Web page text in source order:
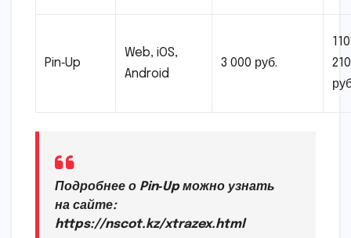
Pin‑Up
Web, iOS,
Android
3 000 руб.
Подробнее о Pin‑Up можно узнать
на сайте:
https://nscot.kz/xtrazex.html